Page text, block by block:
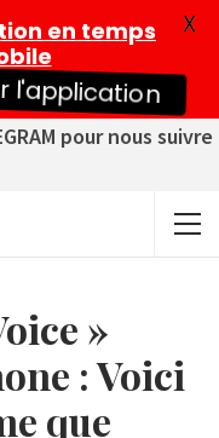
pour nous suivre
»
: Voici
que
en temps
l'application
X